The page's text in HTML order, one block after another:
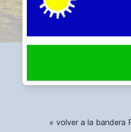
« volver a la bandera